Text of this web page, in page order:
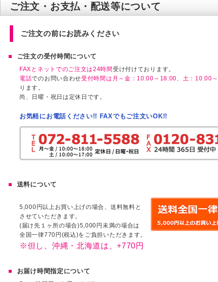
ご注文・お支払・配送等について
ご注文の前にお読みください
ご注文の受付時間について
FAXとネットでのご注文は24時間受け付けております。
電話でのお問い合わせ受付時間は月～金：10:00～18:00、土：10:00
ります。
尚、日曜・祝日は定休日です。
お気軽にお電話ください!! FAXでもご注文いOK!!
送料について
5,000円以上お買い上げの場合、送料無料と
させていただきます。
(届け先１ヶ所の場合)5,000円未満の場合は
全国一律770円(税込)をご負担いただきます。
※但し、沖縄・北海道は、+770円
お届け時間指定について